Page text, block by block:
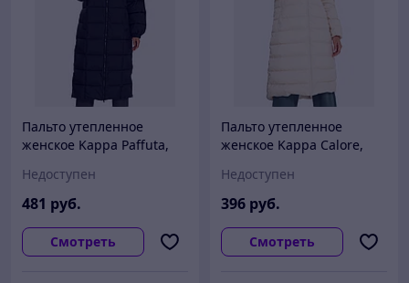
Пальто утепленное
женское Kappa Paffuta,
Недоступен
481 руб.
Смотреть
Пальто утепленное
женское Kappa Calore,
Недоступен
396 руб.
Смотреть